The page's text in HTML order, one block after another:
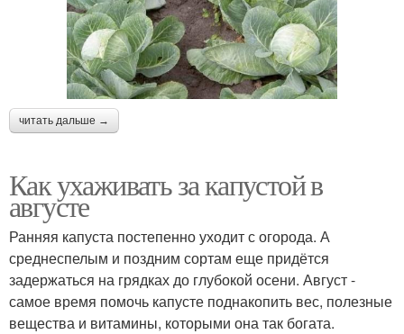
читать дальше →
Как ухаживать за капустой в
августе
Ранняя капуста постепенно уходит с огорода. А
среднеспелым и поздним сортам еще придётся
задержаться на грядках до глубокой осени. Август -
самое время помочь капусте поднакопить вес, полезные
вещества и витамины, которыми она так богата.